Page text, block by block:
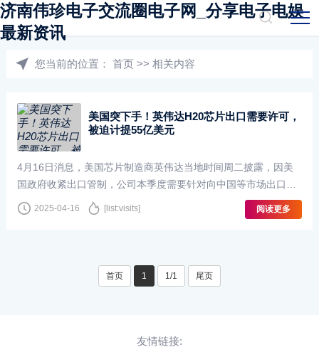
济南伟珍电子交流圈电子网_分享电子电娱
最新资讯
您当前的位置： 首页 >> 相关内容
美国突下手！英伟达H20芯片出口需要许可，
被迫计提55亿美元
4月16日消息，美国芯片制造商英伟达当地时间周二披露，因美
国政府收紧出口管制，公司本季度需要针对向中国等市场出口的
H20图形处理器计提约55亿美元费用。消息公布后，英伟达股票
在盘后交易中下跌6%。根据英伟达提交···
2025-04-16 [list:visits] 阅读更多
首页 1 1/1 尾页
友情链接: